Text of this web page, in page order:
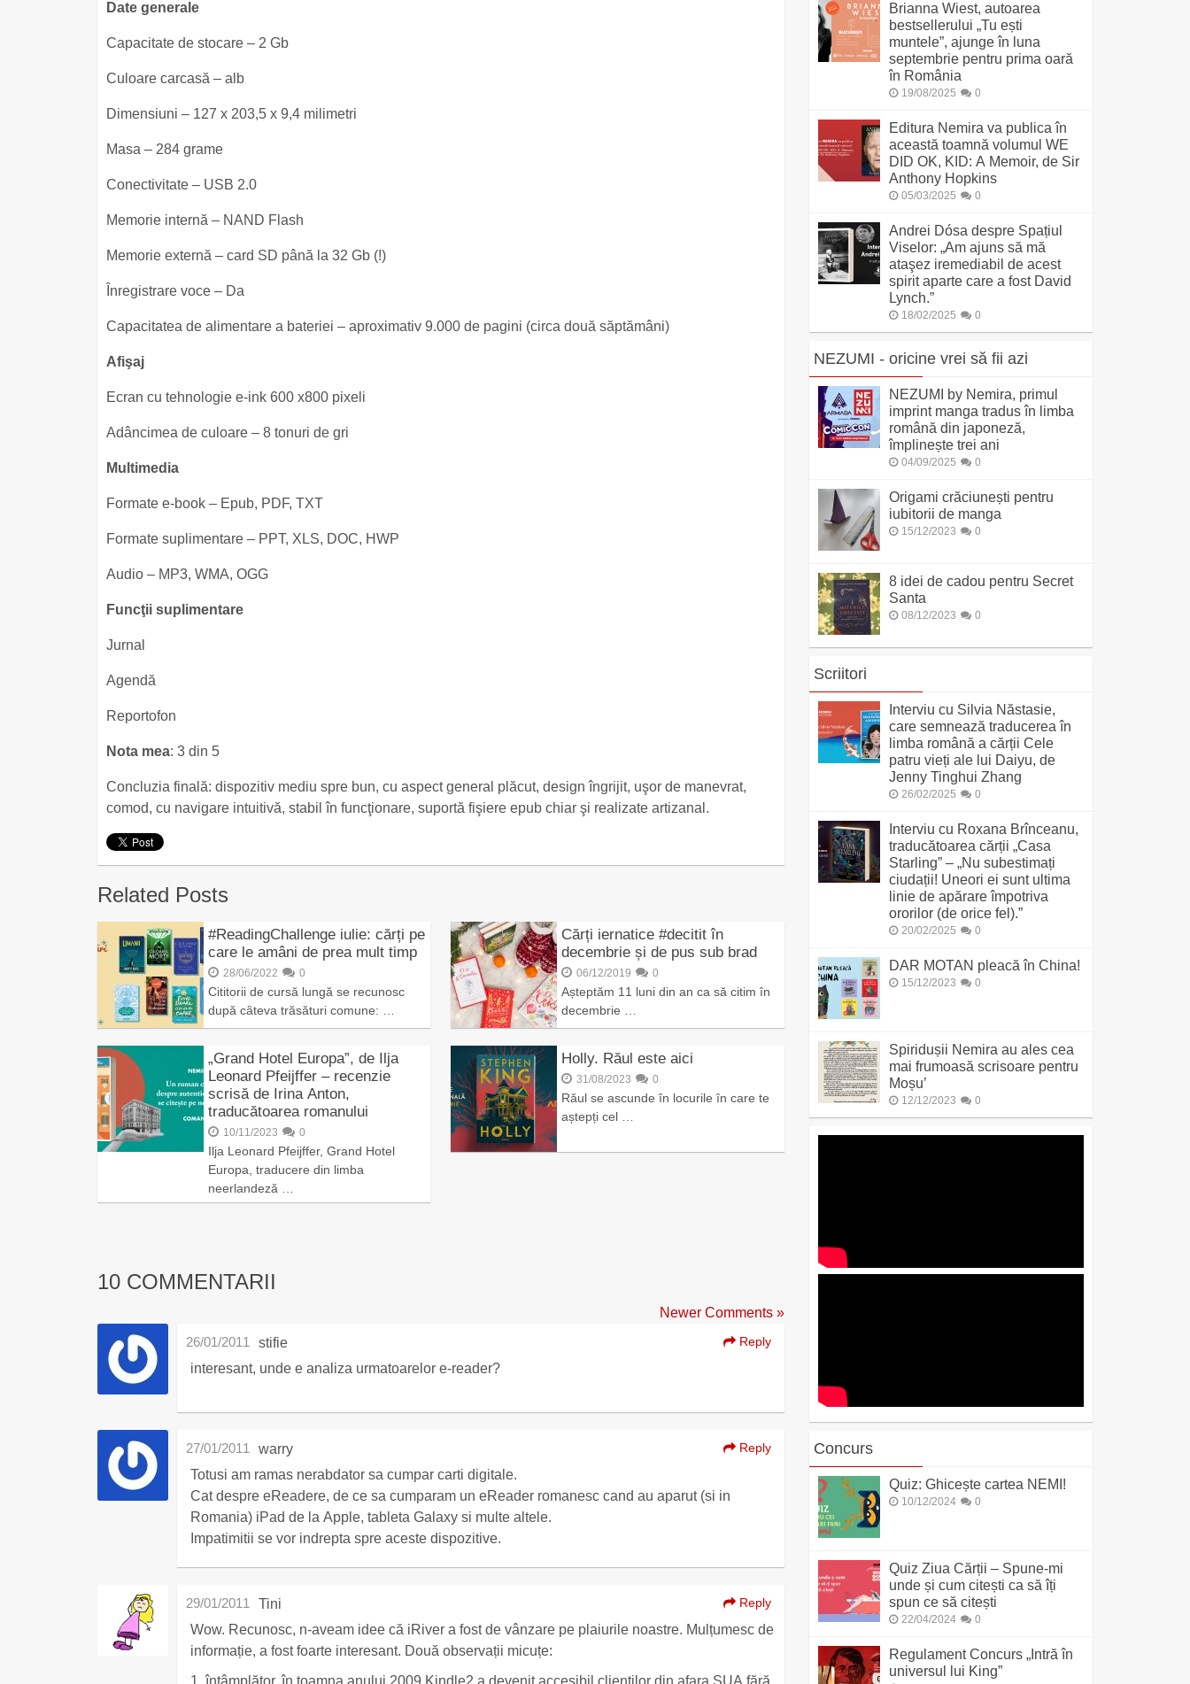
Date generale
Capacitate de stocare – 2 Gb
Culoare carcasă – alb
Dimensiuni – 127 x 203,5 x 9,4 milimetri
Masa – 284 grame
Conectivitate – USB 2.0
Memorie internă – NAND Flash
Memorie externă – card SD până la 32 Gb (!)
Înregistrare voce – Da
Capacitatea de alimentare a bateriei – aproximativ 9.000 de pagini (circa două săptămâni)
Afişaj
Ecran cu tehnologie e-ink 600 x800 pixeli
Adâncimea de culoare – 8 tonuri de gri
Multimedia
Formate e-book – Epub, PDF, TXT
Formate suplimentare – PPT, XLS, DOC, HWP
Audio – MP3, WMA, OGG
Funcţii suplimentare
Jurnal
Agendă
Reportofon
Nota mea: 3 din 5
Concluzia finală: dispozitiv mediu spre bun, cu aspect general plăcut, design îngrijit, uşor de manevrat,
comod, cu navigare intuitivă, stabil în funcţionare, suportă fişiere epub chiar şi realizate artizanal.
Related Posts
#ReadingChallenge iulie: cărți pe
care le amâni de prea mult timp
28/06/2022 0
Cititorii de cursă lungă se recunosc
după câteva trăsături comune: …
Cărți iernatice #decitit în
decembrie și de pus sub brad
06/12/2019 0
Așteptăm 11 luni din an ca să citim în
decembrie …
„Grand Hotel Europa”, de Ilja
Leonard Pfeijffer – recenzie
scrisă de Irina Anton,
traducătoarea romanului
10/11/2023 0
Ilja Leonard Pfeijffer, Grand Hotel
Europa, traducere din limba
neerlandeză …
Holly. Răul este aici
31/08/2023 0
Răul se ascunde în locurile în care te
aștepți cel …
10 COMMENTARII
Newer Comments »
stifie
26/01/2011 Reply
interesant, unde e analiza urmatoarelor e-reader?
warry
27/01/2011 Reply
Totusi am ramas nerabdator sa cumpar carti digitale.
Cat despre eReadere, de ce sa cumparam un eReader romanesc cand au aparut (si in
Romania) iPad de la Apple, tableta Galaxy si multe altele.
Impatimitii se vor indrepta spre aceste dispozitive.
Tini
29/01/2011 Reply
Wow. Recunosc, n-aveam idee că iRiver a fost de vânzare pe plaiurile noastre. Mulțumesc de
informație, a fost foarte interesant. Două observații micuțe:
1. întâmplător, în toamna anului 2009 Kindle2 a devenit accesibil clienților din afara SUA fără
Brianna Wiest, autoarea
bestsellerului „Tu ești
muntele”, ajunge în luna
septembrie pentru prima oară
în România
19/08/2025 0
Editura Nemira va publica în
această toamnă volumul WE
DID OK, KID: A Memoir, de Sir
Anthony Hopkins
05/03/2025 0
Andrei Dósa despre Spațiul
Viselor: „Am ajuns să mă
ataşez iremediabil de acest
spirit aparte care a fost David
Lynch.”
18/02/2025 0
NEZUMI - oricine vrei să fii azi
NEZUMI by Nemira, primul
imprint manga tradus în limba
română din japoneză,
împlinește trei ani
04/09/2025 0
Origami crăciunești pentru
iubitorii de manga
15/12/2023 0
8 idei de cadou pentru Secret
Santa
08/12/2023 0
Scriitori
Interviu cu Silvia Năstasie,
care semnează traducerea în
limba română a cărții Cele
patru vieți ale lui Daiyu, de
Jenny Tinghui Zhang
26/02/2025 0
Interviu cu Roxana Brînceanu,
traducătoarea cărții „Casa
Starling” – „Nu subestimați
ciudații! Uneori ei sunt ultima
linie de apărare împotriva
ororilor (de orice fel).”
20/02/2025 0
DAR MOTAN pleacă în China!
15/12/2023 0
Spiridușii Nemira au ales cea
mai frumoasă scrisoare pentru
Moșu’
12/12/2023 0
Concurs
Quiz: Ghicește cartea NEMI!
10/12/2024 0
Quiz Ziua Cărții – Spune-mi
unde și cum citești ca să îți
spun ce să citești
22/04/2024 0
Regulament Concurs „Intră în
universul lui King”